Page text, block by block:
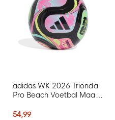
adidas WK 2026 Trionda
Pro Beach Voetbal Maat
54,99